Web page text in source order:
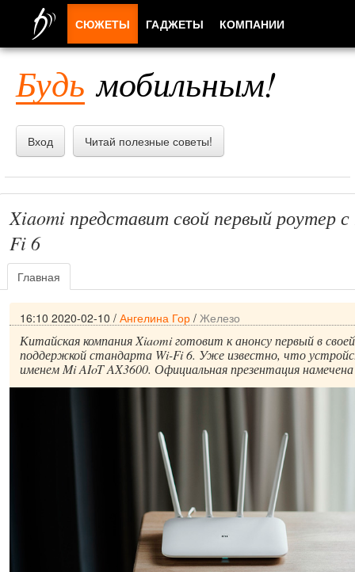
Будь мобильным!
Вход Читай полезные советы!
Xiaomi представит свой первый роутер
Fi 6
Главная
16:10 2020-02-10 / Ангелина Гор / Железо
Китайская компания Xiaomi готовит к анонсу первый в
поддержкой стандарта Wi-Fi 6. Уже известно, что
именем Mi AIoT AX3600. Официальная презентация
СЮЖЕТЫ ГАДЖЕТЫ КОМПАНИИ
ПРИЛОЖЕНИЯ